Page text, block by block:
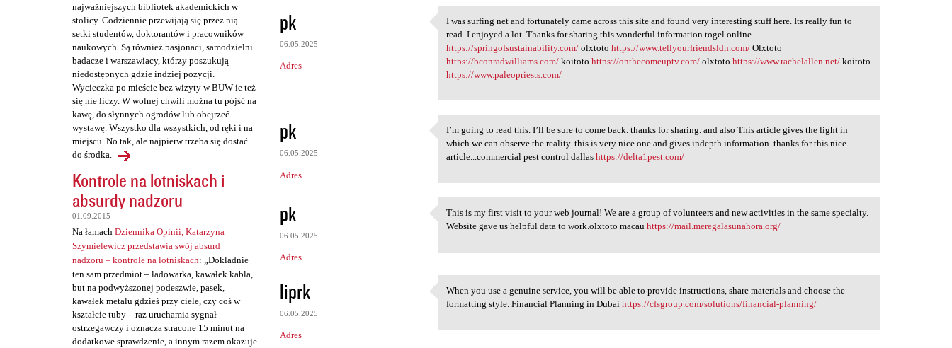
najważniejszych bibliotek akademickich w
stolicy. Codziennie przewijają się przez nią
setki studentów, doktorantów i pracowników
naukowych. Są również pasjonaci, samodzielni
badacze i warszawiacy, którzy poszukują
niedostępnych gdzie indziej pozycji.
Wycieczka po mieście bez wizyty w BUW-ie też
się nie liczy. W wolnej chwili można tu pójść na
kawę, do słynnych ogrodów lub obejrzeć
wystawę. Wszystko dla wszystkich, od ręki i na
miejscu. No tak, ale najpierw trzeba się dostać
do środka.
Kontrole na lotniskach i
absurdy nadzoru
01.09.2015
Na łamach Dziennika Opinii, Katarzyna
Szymielewicz przedstawia swój absurd
nadzoru – kontrole na lotniskach: „Dokładnie
ten sam przedmiot – ładowarka, kawałek kabla,
but na podwyższonej podeszwie, pasek,
kawałek metalu gdzieś przy ciele, czy coś w
kształcie tuby – raz uruchamia sygnał
ostrzegawczy i oznacza stracone 15 minut na
dodatkowe sprawdzenie, a innym razem okazuje
pk
06.05.2025
Adres
I was surfing net and
I was surfing net and fortunately came across this site and found very interesting stuff here. Its really fun to
read. I enjoyed a lot. Thanks for sharing this wonderful information.togel online
https://springofsustainability.com/ olxtotohttps://www.tellyourfriendsldn.com/ Olxtoto
https://bconradwilliams.com/ koitotohttps://onthecomeuptv.com/ olxtotohttps://www.rachelallen.net/ koitoto
https://www.paleopriests.com/
pk
06.05.2025
Adres
I’m going to read this. I’ll
I’m going to read this. I’ll be sure to come back. thanks for sharing. and also This article gives the light in
which we can observe the reality. this is very nice one and gives indepth information. thanks for this nice
article...commercial pest control dallashttps://delta1pest.com/
pk
06.05.2025
Adres
This is my first visit to
This is my first visit to your web journal! We are a group of volunteers and new activities in the same specialty.
Website gave us helpful data to work.olxtoto macauhttps://mail.meregalasunahora.org/
liprk
06.05.2025
Adres
When you use a genuine
When you use a genuine service, you will be able to provide instructions, share materials and choose the
formatting style. Financial Planning in Dubaihttps://cfsgroup.com/solutions/financial-planning/